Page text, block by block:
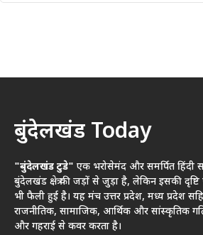
बुंदेलखंड Today
"बुंदेलखंड टुडे" एक भरोसेमंद और समर्पित हिंदी
बुंदेलखंड क्षेत्र की जड़ों से जुड़ा है, लेकिन इसकी
भी फैली हुई है। यह मंच उत्तर प्रदेश, मध्य प्रदेश
राजनीतिक, सामाजिक, आर्थिक और सांस्कृतिक
और गहराई से कवर करता है।